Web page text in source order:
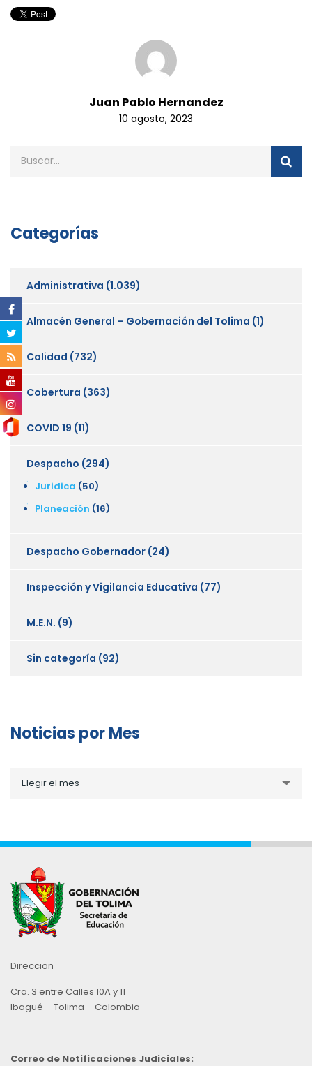
Juan Pablo Hernandez
10 agosto, 2023
Categorías
Administrativa (1.039)
Almacén General – Gobernación del Tolima (1)
Calidad (732)
Cobertura (363)
COVID 19 (11)
Despacho (294)
Juridica (50)
Planeación (16)
Despacho Gobernador (24)
Inspección y Vigilancia Educativa (77)
M.E.N. (9)
Sin categoría (92)
Noticias por Mes
porElegir el mes
Direccion
Cra. 3 entre Calles 10A y 11
Ibagué – Tolima – Colombia
Correo de Notificaciones Judiciales: